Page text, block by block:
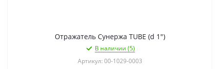
Отражатель Сунержа TUBE (d 1")
В наличии (5)
Артикул: 00-1029-0003